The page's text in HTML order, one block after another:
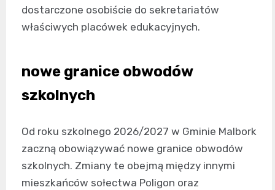
dostarczone osobiście do sekretariatów
właściwych placówek edukacyjnych.
nowe granice obwodów
szkolnych
Od roku szkolnego 2026/2027 w Gminie Malbork
zaczną obowiązywać nowe granice obwodów
szkolnych. Zmiany te obejmą między innymi
mieszkańców sołectwa Poligon oraz